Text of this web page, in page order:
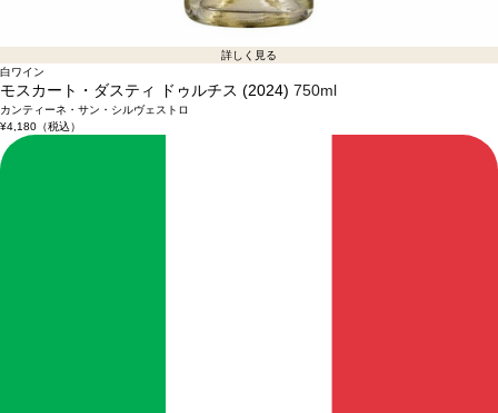
詳しく見る
白ワイン
モスカート・ダスティ ドゥルチス (2024) 750ml
カンティーネ・サン・シルヴェストロ
¥4,180（税込）